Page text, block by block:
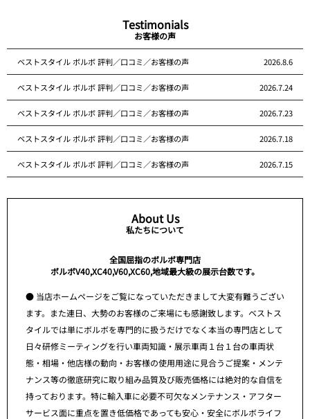
Testimonials
お客様の声
ベストスタイル ボルボ 評判／口コミ／お客様の声 2026.8.6
ベストスタイル ボルボ 評判／口コミ／お客様の声 2026.7.24
ベストスタイル ボルボ 評判／口コミ／お客様の声 2026.7.23
ベストスタイル ボルボ 評判／口コミ／お客様の声 2026.7.18
ベストスタイル ボルボ 評判／口コミ／お客様の声 2026.7.15
About Us
私たちについて
全国屈指のボルボ専門店
ボルボV40,XC40,V60,XC60,地域最大級の展示台数です。
● 当店ホームページをご覧になっていただきまして大変有難うござい
ます。また連日、大勢のお客様のご来場にも感謝致します。ベストス
タイルでは単にボルボを専門的に扱うだけでなく本当の専門店として
日々研修ミーティングを行い車両知識・展示車両１台１台の車両状
態・相場・他店様の動向・お客様の使用用途に見合うご提案・メンテ
ナンス等の徹底研究に取り組み品質及び販売価格には絶対的な自信を
持っております。特に輸入車に必要不可欠なメンテナンス・アフター
サービス面に重点を置き低価格であっても安心・安全にボルボライフ